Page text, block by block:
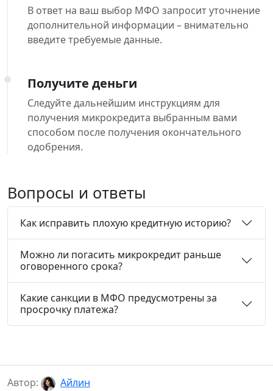
В ответ на ваш выбор МФО запросит уточнение
дополнительной информации – внимательно
введите требуемые данные.
Получите деньги
Следуйте дальнейшим инструкциям для
получения микрокредита выбранным вами
способом после получения окончательного
одобрения.
Вопросы и ответы
Как исправить плохую кредитную историю?
Можно ли погасить микрокредит раньше
оговоренного срока?
Какие санкции в МФО предусмотрены за
просрочку платежа?
Автор:
Айлин